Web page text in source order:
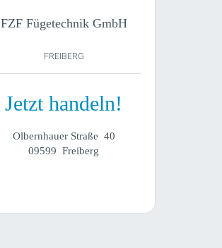
FZF Fügetechnik GmbH
FREIBERG
Jetzt handeln!
Olbernhauer Straße 40
09599 Freiberg